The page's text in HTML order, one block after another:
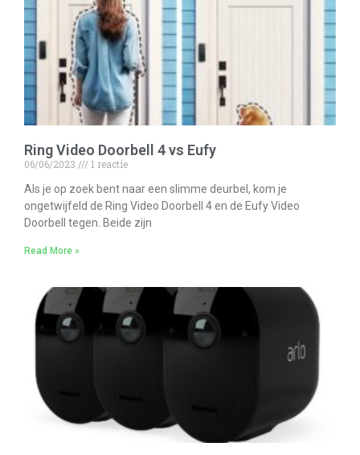
Ring Video Doorbell 4 vs Eufy
06/06/2023
1 reactie
Als je op zoek bent naar een slimme deurbel, kom je
ongetwijfeld de Ring Video Doorbell 4 en de Eufy Video
Doorbell tegen. Beide zijn
Read More »